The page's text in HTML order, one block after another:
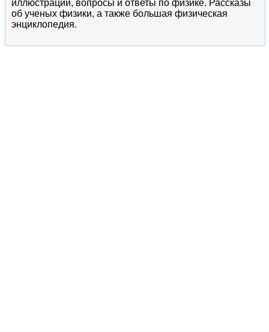
иллюстрации, вопросы и ответы по физике. Рассказы
об ученых физики, а также большая физическая
энциклопедия.